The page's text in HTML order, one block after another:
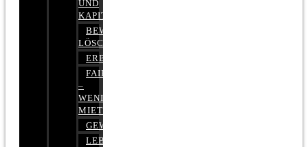
UND
KAPITALMARKTRECHT
BEWERTUNGEN
LÖSCHEN
ERBRECHT
FAIRMIETEN
–
WENIGER
MIETE
GEWERBERECHT
LEBENSVERSICHERUNG